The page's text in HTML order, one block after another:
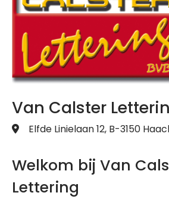
Van Calster
Elfde Linielaan 12, B-3150
Welkom bij Van
Lettering